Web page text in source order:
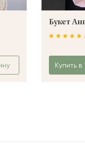
Букет
Купить в